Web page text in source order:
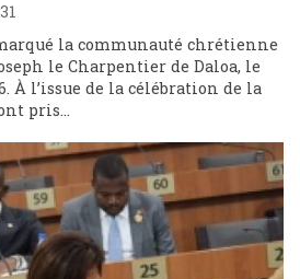
la communauté chrétienne
le Charpentier de Daloa, le
À l’issue de la célébration de la
pris...